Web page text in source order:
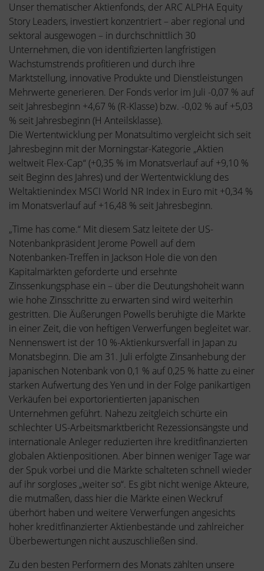
Unser thematischer Aktienfonds, der ARC ALPHA Equity
Story Leaders, investiert konzentriert – aber regional und
sektoral ausgewogen – in durchschnittlich 30
Unternehmen, die von identifizierten langfristigen
Wachstumstrends profitieren und durch ihre
Marktstellung, innovative Produkte und Dienstleistungen
Mehrwerte generieren. Der Fonds verlor im Juli -0,07 % auf
seit Jahresbeginn +4,67 % (R-Klasse) bzw. -0,02 % auf +5,03
% seit Jahresbeginn (H Anteilsklasse).
Die Wertentwicklung per Monatsultimo vergleicht sich seit
Jahresbeginn mit der Morningstar-Kategorie „Aktien
weltweit Flex-Cap“ (+0,35 % im Monatsverlauf auf +9,10 %
seit Beginn des Jahres) und der Wertentwicklung des
Weltaktienindex MSCI World NR Index in Euro mit +0,34 %
im Monatsverlauf auf +16,48 % seit Jahresbeginn.
„Time has come.“ Mit diesem Satz leitete der US-
Notenbankpräsident Jerome Powell auf dem
Notenbanken-Treffen in Jackson Hole die von den
Kapitalmärkten geforderte und ersehnte
Zinssenkungsphase ein – über die Deutungshoheit wann
wie hohe Zinsschritte zu erwarten sind wird weiterhin
gestritten. Die Äußerungen Powells beruhigte die Märkte
in einer Zeit, die von heftigen Verwerfungen begleitet war.
Nennenswert ist der 10 %-Aktienkursverfall in Japan zu
Monatsbeginn. Die am 31. Juli erfolgte Zinsanhebung der
japanischen Notenbank von 0,1 % auf 0,25 % hatte zu einer
starken Aufwertung des Yen und in der Folge panikartigen
Verkäufen bei exportorientierten japanischen
Unternehmen geführt. Nahezu zeitgleich schürte ein
schlechter US-Arbeitsmarktbericht Rezessionsängste und
internationale Anleger reduzierten ihre kreditfinanzierten
globalen Aktienpositionen. Aber binnen weniger Tage war
der Spuk vorbei und die Märkte schalteten schnell wieder
auf ihr sorgloses „weiter so“. Es gibt nicht wenige Akteure,
die mutmaßen, dass hier die Märkte einen Weckruf
überhört haben und weitere Verwerfungen angesichts
hoher kreditfinanzierter Aktienbestände und zahlreicher
Überbewertungen nicht auszuschließen sind.
Zu den besten Performern des Monats zählten unsere